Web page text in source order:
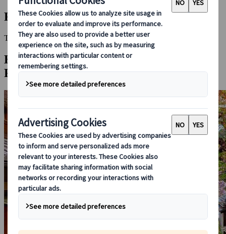
Futaminoura
This Destination is disabled to display.
Entdecken Sie andere Reiseziele in dieser
Region